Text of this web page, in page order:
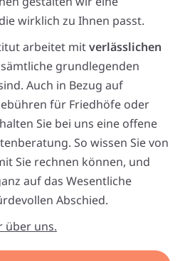
wirklich zu Ihnen passt.
arbeitet mitverlässlichen
grundlegenden
Auch in Bezug auf
für Friedhöfe oder
Sie bei uns eine offene
So wissen Sie von
Sie rechnen können, und
auf das Wesentliche
Abschied.
über uns.